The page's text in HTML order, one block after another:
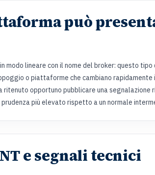
può
modo lineare con il nome del broker: questo
o piattaforme che cambiano rapidamente
ritenuto opportuno pubblicare una
più elevato rispetto a un normale
e segnali tecnici